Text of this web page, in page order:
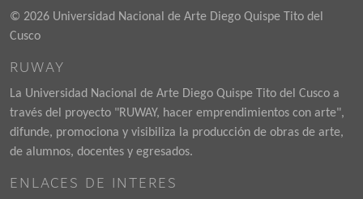
© 2026 Universidad Nacional de Arte Diego Quispe Tito del
Cusco
RUWAY
La Universidad Nacional de Arte Diego Quispe Tito del Cusco a
través del proyecto "RUWAY, hacer emprendimientos con arte",
difunde, promociona y visibiliza la producción de obras de arte,
de alumnos, docentes y egresados.
ENLACES DE INTERES